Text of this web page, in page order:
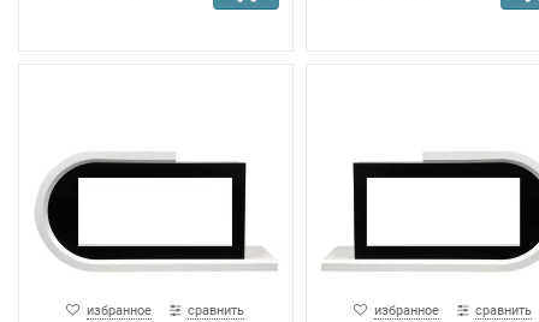
избранное сравнить избранное сравнить